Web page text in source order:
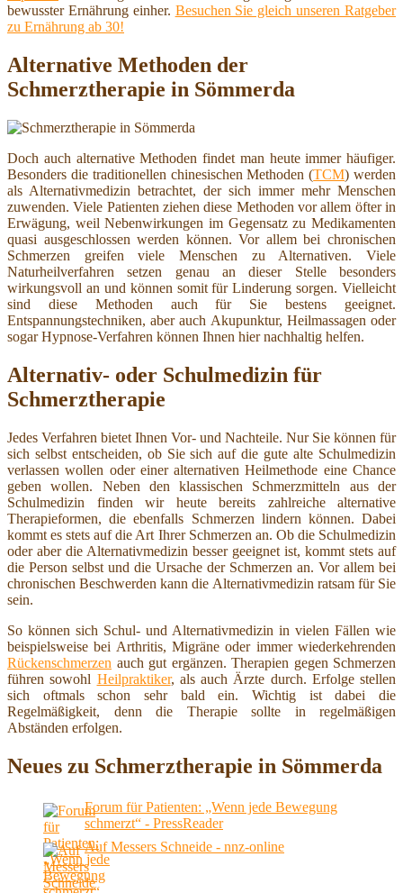
bewusster Ernährung einher. Besuchen Sie gleich unseren Ratgeber
zu Ernährung ab 30!
Alternative Methoden der
Schmerztherapie in Sömmerda
Doch auch alternative Methoden findet man heute immer häufiger.
Besonders die traditionellen chinesischen Methoden (TCM) werden
als Alternativmedizin betrachtet, der sich immer mehr Menschen
zuwenden. Viele Patienten ziehen diese Methoden vor allem öfter in
Erwägung, weil Nebenwirkungen im Gegensatz zu Medikamenten
quasi ausgeschlossen werden können. Vor allem bei chronischen
Schmerzen greifen viele Menschen zu Alternativen. Viele
Naturheilverfahren setzen genau an dieser Stelle besonders
wirkungsvoll an und können somit für Linderung sorgen. Vielleicht
sind diese Methoden auch für Sie bestens geeignet.
Entspannungstechniken, aber auch Akupunktur, Heilmassagen oder
sogar Hypnose-Verfahren können Ihnen hier nachhaltig helfen.
Alternativ- oder Schulmedizin für
Schmerztherapie
Jedes Verfahren bietet Ihnen Vor- und Nachteile. Nur Sie können für
sich selbst entscheiden, ob Sie sich auf die gute alte Schulmedizin
verlassen wollen oder einer alternativen Heilmethode eine Chance
geben wollen. Neben den klassischen Schmerzmitteln aus der
Schulmedizin finden wir heute bereits zahlreiche alternative
Therapieformen, die ebenfalls Schmerzen lindern können. Dabei
kommt es stets auf die Art Ihrer Schmerzen an. Ob die Schulmedizin
oder aber die Alternativmedizin besser geeignet ist, kommt stets auf
die Person selbst und die Ursache der Schmerzen an. Vor allem bei
chronischen Beschwerden kann die Alternativmedizin ratsam für Sie
sein.
So können sich Schul- und Alternativmedizin in vielen Fällen wie
beispielsweise bei Arthritis, Migräne oder immer wiederkehrenden
Rückenschmerzen auch gut ergänzen. Therapien gegen Schmerzen
führen sowohl Heilpraktiker, als auch Ärzte durch. Erfolge stellen
sich oftmals schon sehr bald ein. Wichtig ist dabei die
Regelmäßigkeit, denn die Therapie sollte in regelmäßigen
Abständen erfolgen.
Neues zu Schmerztherapie in Sömmerda
Forum für Patienten: „Wenn jede Bewegung
schmerzt“ - PressReader
Auf Messers Schneide - nnz-online